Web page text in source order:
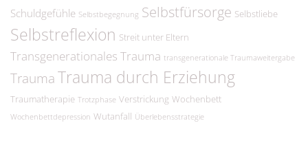
Schuldgefühle Selbstbegegnung Selbstfürsorge Selbstliebe
Selbstreflexion Streit unter Eltern
Transgenerationales Trauma transgenerationale Traumaweitergabe
TraumaTrauma durch Erziehung
Traumatherapie Trotzphase Verstrickung Wochenbett
Wochenbettdepression Wutanfall Überlebensstrategie